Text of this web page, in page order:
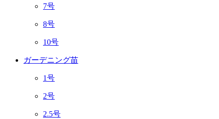
7号
8号
10号
ガーデニング苗
1号
2号
2.5号